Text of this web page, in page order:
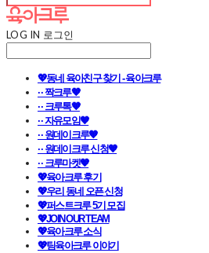
LOG IN 로그인
💖동네 육아친구 찾기 - 육아크루
· · 짝크루🧡
· · 크루톡🧡
· · 자유모임🧡
· · 원데이크루🧡
· · 원데이크루 신청🧡
· · 크루마켓🧡
💖육아크루 후기
💖우리 동네 오픈 신청
💖퍼스트크루 5기 모집
💖JOIN OUR TEAM
💖육아크루 소식
💖팀육아크루 이야기